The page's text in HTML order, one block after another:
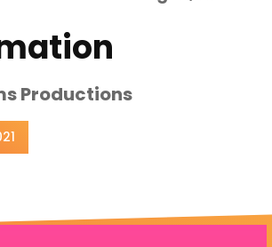
Productions